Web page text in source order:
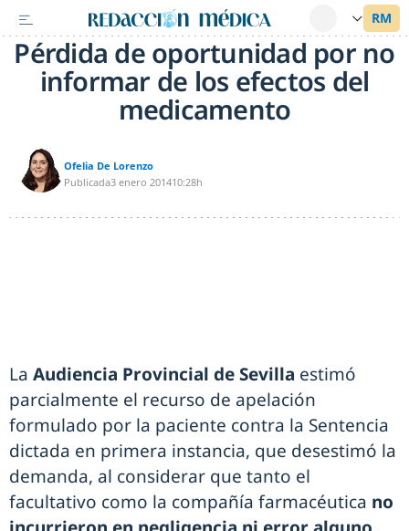
Pérdida de oportunidad por no
informar de los efectos del
medicamento
Ofelia De Lorenzo
Publicada3 enero 201410:28h
La Audiencia Provincial de Sevilla estimó
parcialmente el recurso de apelación
formulado por la paciente contra la Sentencia
dictada en primera instancia, que desestimó la
demanda, al considerar que tanto el
facultativo como la compañía farmacéutica no